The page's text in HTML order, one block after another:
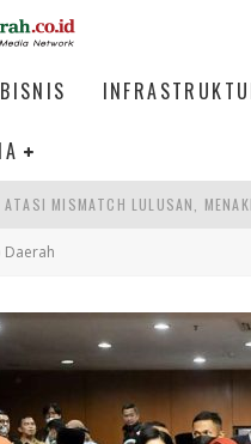
ATASI MISMATCH LULUSAN,
PEMERINTAH DAERAH PERLU
WAGUB NYANYANG: FASILITAS
Daerah